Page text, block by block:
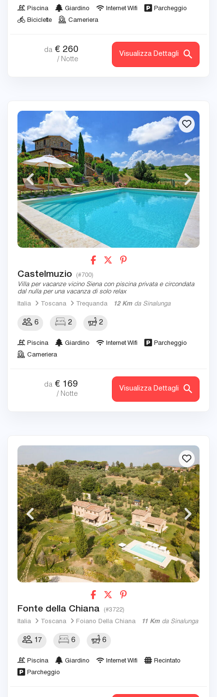
Piscina Giardino Internet Wifi
Parcheggio
Biciclette
Cameriera
da € 260
/ Notte
Visualizza Dettagli
Castelmuzio (#700)
Villa per vacanze vicino Siena con piscina privata e circondata
dal nulla per una vacanza di solo relax
Italia
Toscana Trequanda 12 Km da Sinalunga
6 2 2
Piscina Giardino Internet Wifi
Parcheggio
Cameriera
da € 169
/ Notte
Visualizza Dettagli
Fonte della Chiana (#3722)
Italia Toscana Foiano Della Chiana 11 Km da Sinalunga
17 6 6
Piscina Giardino Internet Wifi
Recintato
Parcheggio